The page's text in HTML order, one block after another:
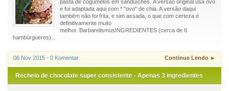
pasta de cogumelos em sanduíches. A versão original usa ovo
e foi adaptada aqui com * "ovo" de chia. A versão daqui
também não foi frita, e sim assada, o que com certeza é
definitivamente muito
melhor. BarbarelismusINGREDIENTES (cerca de 6
hambúrgueres)...
06 Nov 2015 - 0 Komentar Continue Lendo ►
Recheio de chocolate super consistente - Apenas 3 ingredientes